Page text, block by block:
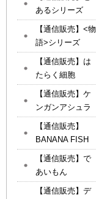
あるシリーズ
【通信販売】<物
語>シリーズ
【通信販売】は
たらく細胞
【通信販売】ケ
ンガンアシュラ
【通信販売】
BANANA FISH
【通信販売】で
あいもん
【通信販売】デ